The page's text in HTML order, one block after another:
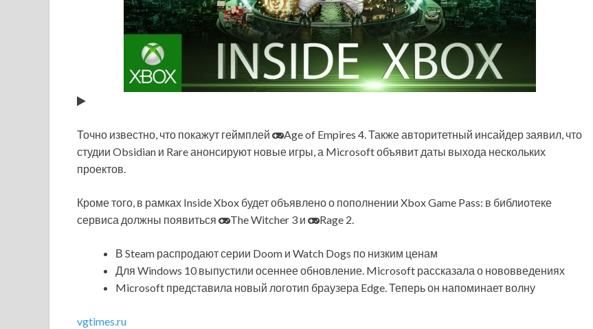
Точно известно, что покажут геймплей
Age of Empires 4. Также авторитетный инсайдер заявил, что
студии Obsidian и Rareанонсируют новые игры, а Microsoft объявит даты выхода нескольких
проектов.
Кроме того, в рамках Inside Xbox будет объявлено о пополнении Xbox Game Pass: в библиотеке
сервиса должны появиться
The Witcher 3 и Rage 2.
В Steam распродают серии Doom и Watch Dogs по низким ценам
Для Windows 10 выпустили осеннее обновление. Microsoft рассказала о нововведениях
Microsoft представила новый логотип браузера Edge. Теперь он напоминает волну
vgtimes.ru